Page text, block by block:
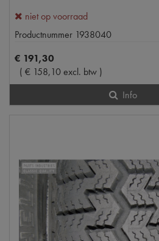
niet op voorraad
Productnummer 1938040
€ 191,30
( € 158,10excl. btw )
Info